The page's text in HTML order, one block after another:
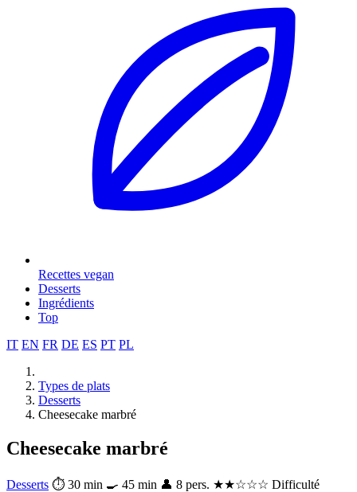
Recettes vegan
Desserts
Ingrédients
Top
IT EN FR DE ES PT PL
Types de plats
Desserts
Cheesecake marbré
Cheesecake marbré
Desserts ⏱ 30 min 🍳 45 min 👤 8 pers. ★★☆☆☆ Difficulté